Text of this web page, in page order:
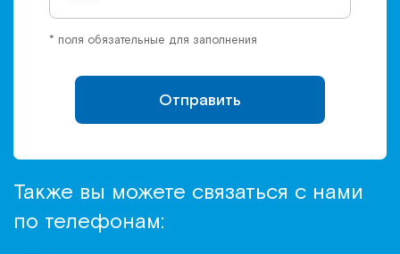
* поля обязательные для заполнения
Отправить
Также вы можете связаться с нами
по телефонам: